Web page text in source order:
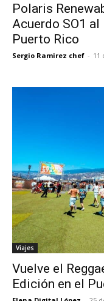
Polaris
Acuerdo SO1
Puerto Rico
Sergio Ramirez chef - 11
Viajes
Vuelve el
Edición en el